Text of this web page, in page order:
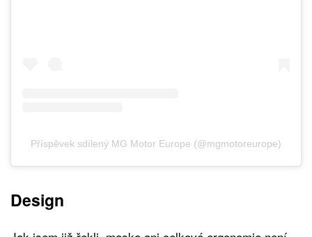
Příspěvek sdílený MG Motor Europe (@mgmotoreurope)
Design